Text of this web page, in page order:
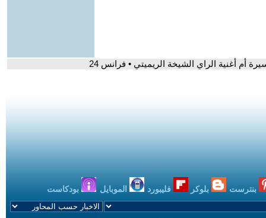
أم أغنية الراي الشيخة الريميتي • فرانس 24
بنترست بلوكر فليبورد الموبايل بودكاست